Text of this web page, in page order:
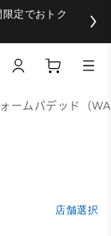
定でおトク
ームパデッド（
店舗選択